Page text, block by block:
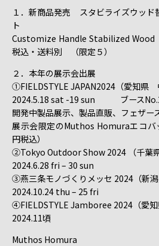
１．新商品発売 スタビライズウッ
ト
Customize Handle Stabilized
税込・送料別 （限定５）
２．本年の展示会出展
①FIELDSTYLE JAPAN2024（愛知県
2024.5.18 sat -19 sun ブース
開発中製品展示、製品直販、フェザー
展示会限定のMuthos Homuraエコ
円税込）
②Tokyo Outdoor Show 2024 （千葉
2024.6.28 fri – 30 sun
③燕三条モノづくりメッセ 2024（新
2024.10.24 thu – 25 fri
④FIELDSTYLE Jamboree 2024（愛
2024.11頃
Muthos Homura